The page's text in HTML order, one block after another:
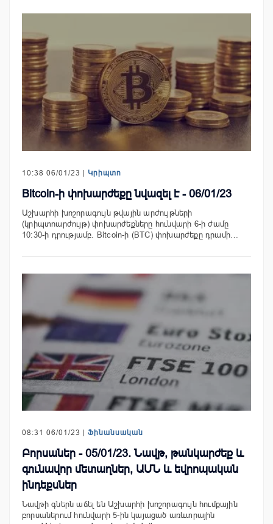
10:38 06/01/23 | Կրիպտո
Bitcoin-ի փոխարժեքը նվազել է - 06/01/23
Աշխարհի խոշորագույն թվային արժույթների
(կրիպտոարժույթ) փոխարժեքները հունվարի 6-ի ժամը
10:30-ի դրությամբ. Bitcoin-ի (BTC) փոխարժեքը դրամի…
08:31 06/01/23 | Ֆինանսական
Բորսաներ - 05/01/23. Նավթ, թանկարժեք և
գունավոր մետաղներ, ԱՄՆ և եվրոպական
ինդեքսներ
Նավթի գներն աճել են Աշխարհի խոշորագույն հումքային
բորսաներում հունվարի 5-ին կայացած առևտրային